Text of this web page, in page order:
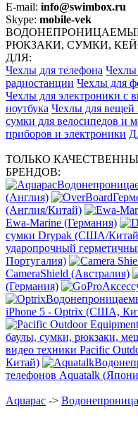
E-mail: info@swimbox.ru
Skype: mobile-vek
РЮКЗАКИ, СУМКИ,
ДЛЯ:
Чехлы для телефона Чехлы
радиостанции Чехлы для
Чехлы для электроники с
ноутбука Чехлы для вещей
сумки для велосипедов и
приборов и электроники
ТОЛЬКО
БРЕНДОВ:
(Англия)
(Англия/Китай)
Ewa-Marine (Германия)
сумки Drypak (США/
ударопрочный
Португалия)
CameraShield (Австралия)
(Германия)
iPhone 5 - Optrix (США,
баулы, сумки, рюкзаки,
видео техники Pacific
Китай)
телефонов Aquatalk
Aquapac ->